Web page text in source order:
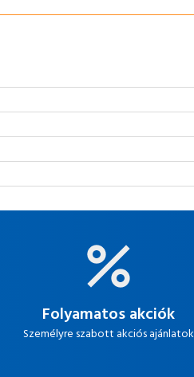
Folyamatos akciók
Személyre szabott akciós ajánlatok